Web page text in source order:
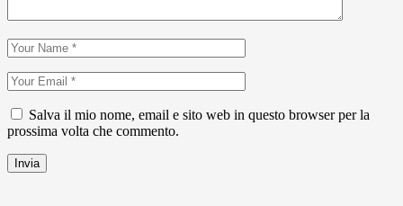
Salva il mio nome, email e sito web in questo browser per la
prossima volta che commento.
Invia